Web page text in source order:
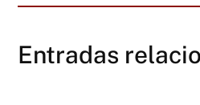
Entradas